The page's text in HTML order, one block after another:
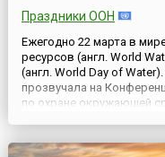
Праздники ООН
Ежегодно 22 марта в
ресурсов (англ. World
(англ. World Day of
прозвучала на
по охране окружающей
Капля ...